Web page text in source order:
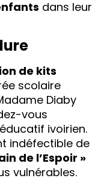
dans leur
de kits
scolaire
Diaby
vous
ivoirien.
indéfectible de
de l’Espoir »
vulnérables.